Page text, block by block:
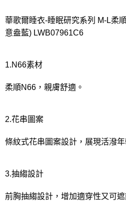
宅配
每筆NT$80，滿NT$1,000(含以上)免
每筆NT$220
付款後門市自取
華歌爾睡衣-睡眠研究系列 M-L柔
意盎藍) LWB07961C6
1.N66素材
柔順N66，親膚舒適。
2.花串圖案
條紋式花串圖案設計，展現活潑年
3.抽縐設計
前胸抽縐設計，增加適穿性又可遮